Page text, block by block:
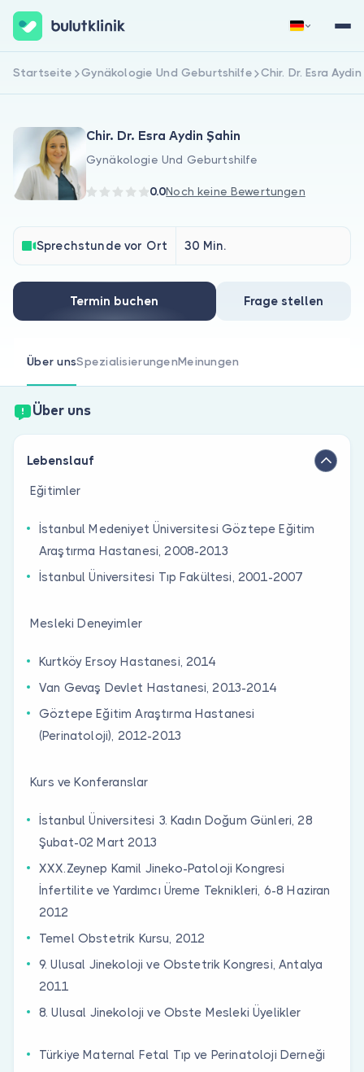
Für Patienten
Sind Sie Arzt?
Jetzt registrieren Anmelden
Startseite Gynäkologie Und Geburtshilfe Chir. Dr. Esra
Chir. Dr. Esra Aydin Şahin
Gynäkologie Und Geburtshilfe
0.0Noch keine Bewertungen
Sprechstunde vor Ort 30 Min.
Termin buchen Frage stellen
Über unsSpezialisierungenMeinungen
Über uns
Lebenslauf
Eğitimler
İstanbul Medeniyet Üniversitesi Göztepe Eğitim
Araştırma Hastanesi, 2008-2013
İstanbul Üniversitesi Tıp Fakültesi, 2001-2007
Mesleki Deneyimler
Kurtköy Ersoy Hastanesi, 2014
Van Gevaş Devlet Hastanesi, 2013-2014
Göztepe Eğitim Araştırma Hastanesi
(Perinatoloji), 2012-2013
Kurs ve Konferanslar
İstanbul Üniversitesi 3. Kadın Doğum Günleri, 28
Şubat-02 Mart 2013
XXX.Zeynep Kamil Jineko-Patoloji Kongresi
İnfertilite ve Yardımcı Üreme Teknikleri, 6-8 Haziran
2012
Temel Obstetrik Kursu, 2012
9. Ulusal Jinekoloji ve Obstetrik Kongresi, Antalya
2011
8. Ulusal Jinekoloji ve Obste Mesleki Üyelikler
Türkiye Maternal Fetal Tıp ve Perinatoloji Derneği